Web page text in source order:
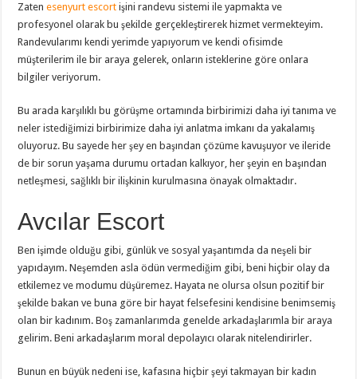
Zatenesenyurt escort işini randevu sistemi ile yapmakta ve
profesyonel olarak bu şekilde gerçekleştirerek hizmet vermekteyim.
Randevularımı kendi yerimde yapıyorum ve kendi ofisimde
müşterilerim ile bir araya gelerek, onların isteklerine göre onlara
bilgiler veriyorum.
Bu arada karşılıklı bu görüşme ortamında birbirimizi daha iyi tanıma ve
neler istediğimizi birbirimize daha iyi anlatma imkanı da yakalamış
oluyoruz. Bu sayede her şey en başından çözüme kavuşuyor ve ileride
de bir sorun yaşama durumu ortadan kalkıyor, her şeyin en başından
netleşmesi, sağlıklı bir ilişkinin kurulmasına önayak olmaktadır.
Avcılar Escort
Ben işimde olduğu gibi, günlük ve sosyal yaşantımda da neşeli bir
yapıdayım. Neşemden asla ödün vermediğim gibi, beni hiçbir olay da
etkilemez ve modumu düşüremez. Hayata ne olursa olsun pozitif bir
şekilde bakan ve buna göre bir hayat felsefesini kendisine benimsemiş
olan bir kadınım. Boş zamanlarımda genelde arkadaşlarımla bir araya
gelirim. Beni arkadaşlarım moral depolayıcı olarak nitelendirirler.
Bunun en büyük nedeni ise, kafasına hiçbir şeyi takmayan bir kadın